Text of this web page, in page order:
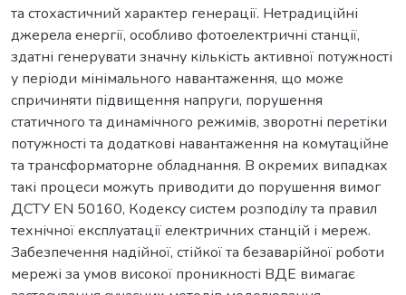
та стохастичний характер генерації. Нетрадиційні
джерела енергії, особливо фотоелектричні станції,
здатні генерувати значну кількість активної потужності
у періоди мінімального навантаження, що може
спричиняти підвищення напруги, порушення
статичного та динамічного режимів, зворотні перетіки
потужності та додаткові навантаження на комутаційне
та трансформаторне обладнання. В окремих випадках
такі процеси можуть приводити до порушення вимог
ДСТУ EN 50160, Кодексу систем розподілу та правил
технічної експлуатації електричних станцій і мереж.
Забезпечення надійної, стійкої та безаварійної роботи
мережі за умов високої проникності ВДЕ вимагає